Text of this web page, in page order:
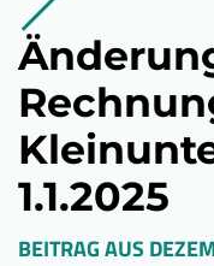
1.1.2025
BEITRAG AUS